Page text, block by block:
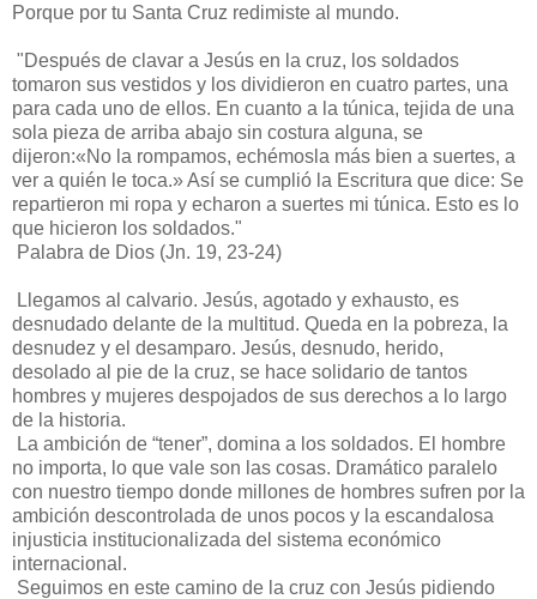
Porque por tu Santa Cruz redimiste al mundo.
"Después de clavar a Jesús en la cruz, los soldados
tomaron sus vestidos y los dividieron en cuatro partes, una
para cada uno de ellos. En cuanto a la túnica, tejida de una
sola pieza de arriba abajo sin costura alguna, se
dijeron:«No la rompamos, echémosla más bien a suertes, a
ver a quién le toca.» Así se cumplió la Escritura que dice: Se
repartieron mi ropa y echaron a suertes mi túnica. Esto es lo
que hicieron los soldados."
Palabra de Dios (Jn. 19, 23-24)
Llegamos al calvario. Jesús, agotado y exhausto, es
desnudado delante de la multitud. Queda en la pobreza, la
desnudez y el desamparo. Jesús, desnudo, herido,
desolado al pie de la cruz, se hace solidario de tantos
hombres y mujeres despojados de sus derechos a lo largo
de la historia.
La ambición de “tener”, domina a los soldados. El hombre
no importa, lo que vale son las cosas. Dramático paralelo
con nuestro tiempo donde millones de hombres sufren por la
ambición descontrolada de unos pocos y la escandalosa
injusticia institucionalizada del sistema económico
internacional.
Seguimos en este camino de la cruz con Jesús pidiendo